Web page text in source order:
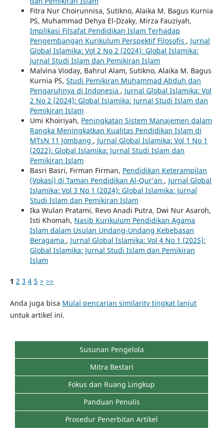
Fitra Nur Choirunnisa, Sutikno, Alaika M. Bagus Kurnia
PS, Muhammad Dehya El-Dzaky, Mirza Fauziyah,
Implikasi Filsafat Pendidikan Islam Terhadap
Pengembangan Kurikulum Perspektif Filosofis , Jurnal
Global Islamika: Vol 2 No 2 (2024): Global Islamika:
Jurnal Studi Islam dan Pemikiran Islam
Malvina Vioday, Bahrul Alam, Sutikno, Alaika M. Bagus
Kurnia PS, Studi Pemikiran Muhammad Abduh dan
Pengaruhnya di Indonesia , Jurnal Global Islamika: Vol
2 No 2 (2024): Global Islamika: Jurnal Studi Islam dan
Pemikiran Islam
Umi Khoiriyah, Peningkatan Sistem Manajemen dalam
Rangka Meningkatkan Kualitas Pendidikan Islam di
MTsN 11 Jombang , Jurnal Global Islamika: Vol 1 No 1
(2022): Global Islamika: Jurnal Studi Islam dan
Pemikiran Islam
Basri Basri, Firman Firman, Pendidikan Keterampilan
(Vokasi) di Taman Pendidikan Al-Qur’an , Jurnal Global
Islamika: Vol 3 No 1 (2024): Global Islamika: Jurnal
Studi Islam dan Pemikiran Islam
Ika Wulan Pratami, Revo Anadi Putra, Dwi Nur Asaroh,
Isti Khomah, Nasib Kurikulum Pendidikan Agama
Islam dalam Usulan Undang-Undang Kebebasan
Beragama , Jurnal Global Islamika: Vol 4 No 1 (2025):
Global Islamika: Jurnal Studi Islam dan Pemikiran
Islam
1 2 3 4 5 > >>
Anda juga bisa Mulai pencarian similarity tingkat lanjut
untuk artikel ini.
Susunan Pengelola
Mitra Bestari
Fokus dan Ruang Lingkup
Panduan Penulis
Prosedur Penerbitan Artikel